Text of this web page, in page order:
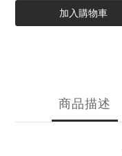
加入購物車
商品描述